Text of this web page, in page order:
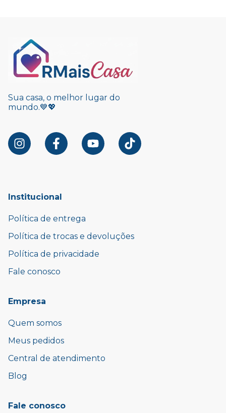
Sua casa, o melhor lugar do
mundo.💙💖
Institucional
Política de entrega
Política de trocas e devoluções
Política de privacidade
Fale conosco
Empresa
Quem somos
Meus pedidos
Central de atendimento
Blog
Fale conosco